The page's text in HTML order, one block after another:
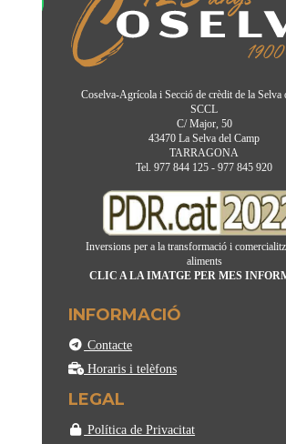
Coselva-Agrícola i Secció de crèdit de la Selva
SCCL
C/ Major, 50
43470 La Selva del Camp
TARRAGONA
Tel. 977 844 125 - 977 845 920
Inversions per a la transformació i
aliments
CLIC A LA IMATGE PER MES
INFORMACIÓ
Contacte
Horaris i telèfons
LEGAL
Política de Privacitat